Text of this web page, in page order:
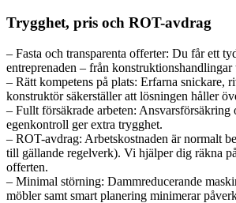
Trygghet, pris och ROT-avdrag
– Fasta och transparenta offerter: Du får ett
entreprenaden – från
– Rätt kompetens på plats: Erfarna snickare,
konstruktör säkerställer att lösningen håller
– Fullt försäkrade arbeten: Ansvarsförsäkring
egenkontroll ger extra trygghet.
– ROT-avdrag: Arbetskostnaden är normalt
till gällande regelverk). Vi hjälper dig räkna
offerten.
– Minimal störning: Dammreducerande
möbler samt smart planering minimerar